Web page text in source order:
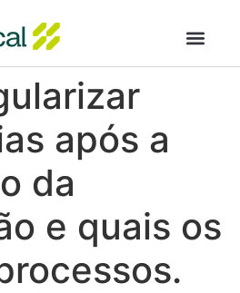
após a
da
e quais os